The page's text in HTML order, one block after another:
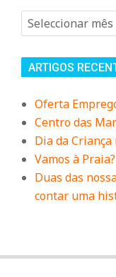
Arquivo
ARTIGOS
Oferta
Centro das
Dia da
Vamos à Praia?
Duas das
contar uma